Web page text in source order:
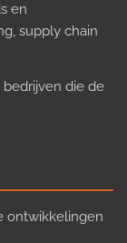
en
supply chain
bedrijven die de
ontwikkelingen